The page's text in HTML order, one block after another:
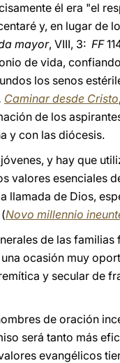
él era "el
y, en lugar de
mayor, VIII, 3: FF
de vida,
los senos
Caminar desde Cristo
de los
y con las diócesis.
y hay que
valores esenciales
llamada de Dios,
Novo millennio
de las familias
ocasión muy
y secular de
de oración
será tanto más
evangélicos